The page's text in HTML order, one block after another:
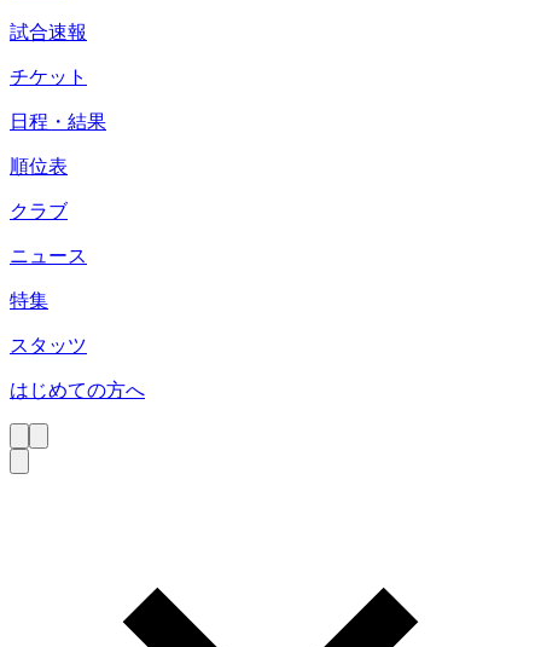
試合速報
チケット
日程・結果
順位表
クラブ
ニュース
特集
スタッツ
はじめての方へ